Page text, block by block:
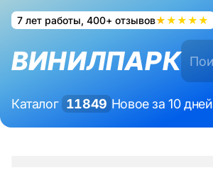
7 лет работы, 400+ отзывов★★★★★
ВИНИЛПАРК
Каталог 11849 Новое за 10 дней